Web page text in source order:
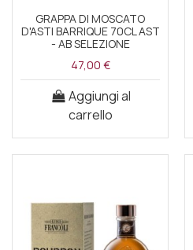
GRAPPA DI MOSCATO
D'ASTI BARRIQUE 70CL AST
- AB SELEZIONE
47,00 €
Aggiungi al
carrello